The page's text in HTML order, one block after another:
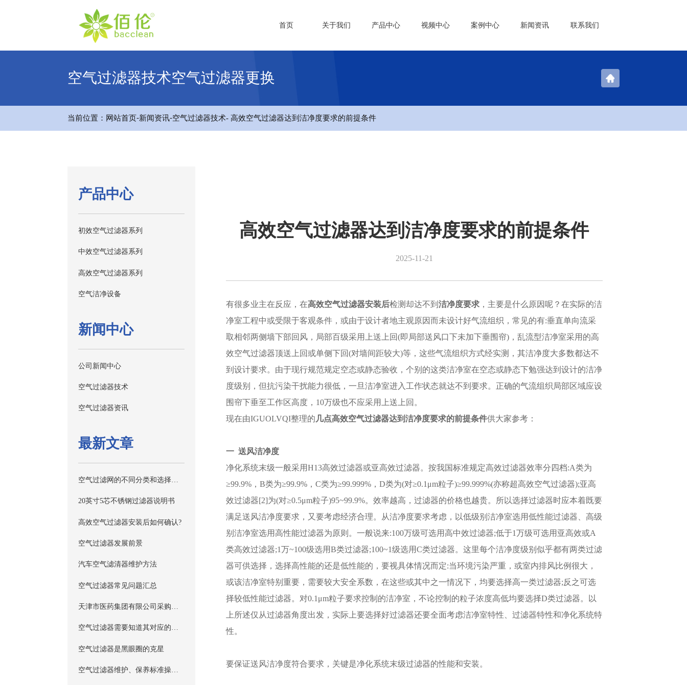
首页 关于我们 产品中心 视频中心 案例中心 新闻资讯 联系我们
空气过滤器技术空气过滤器更换
当前位置： 网站首页-新闻资讯-空气过滤器技术- 高效空气过滤器达到洁净度要求的前提条件
产品中心
初效空气过滤器系列
中效空气过滤器系列
高效空气过滤器系列
空气洁净设备
新闻中心
公司新闻中心
空气过滤器技术
空气过滤器资讯
最新文章
空气过滤网的不同分类和选择方法是我们必须要知道的
20英寸5芯不锈钢过滤器说明书
高效空气过滤器安装后如何确认?
空气过滤器发展前景
汽车空气滤清器维护方法
空气过滤器常见问题汇总
空气过滤器需要知道其对应的计数效率
空气过滤器是黑眼圈的克星
空气过滤器维护、保养标准操作程序
高效空气过滤器达到洁净度要求的前提条件
2025-11-21
有很多业主在反应，在高效空气过滤器安装后检测却达不到洁净度要求 ，主要是什么原因呢？在实际的洁
净室工程中或受限于客观条件，或由于设计者地主观原因而未设计好气流组织，常见的有:垂直单向流采
取相邻两侧墙下部回风，局部百级采用上送上回(即局部送风口下未加下垂围帘)，乱流型洁净室采用的高
效空气过滤器顶送上回或单侧下回(对墙间距较大)等，这些气流组织方式经实测，其洁净度大多数都达不
到设计要求。由于现行规范规定空态或静态验收，个别的这类洁净室在空态或静态下勉强达到设计的洁净
度级别，但抗污染干扰能力很低，一旦洁净室进入工作状态就达不到要求。正确的气流组织局部区域应设
围帘下垂至工作区高度，10万级也不应采用上送上回。
现在由IGUOLVQI整理的 几点高效空气过滤器达到洁净度要求的前提条件供大家参考：
一送风洁净度
净化系统末级一般采用H13高效过滤器或亚高效过滤器。按我国标准规定高效过滤器效率分四档:A类为
≥99.9%，B类为≥99.9%，C类为≥99.999%，D类为(对≥0.1μm粒子)≥99.999%(亦称超高效空气过滤器);亚高
效过滤器[2]为(对≥0.5μm粒子)95~99.9%。效率越高，过滤器的价格也越贵。所以选择过滤器时应本着既要
满足送风洁净度要求，又要考虑经济合理。从洁净度要求考虑，以低级别洁净室选用低性能过滤器、高级
别洁净室选用高性能过滤器为原则。一般说来:100万级可选用高中效过滤器;低于1万级可选用亚高效或A
类高效过滤器;1万~100级选用B类过滤器;100~1级选用C类过滤器。这里每个洁净度级别似乎都有两类过滤
器可供选择，选择高性能的还是低性能的，要视具体情况而定:当环境污染严重，或室内排风比例很大，
或该洁净室特别重要，需要较大安全系数，在这些或其中之一情况下，均要选择高一类过滤器;反之可选
择较低性能过滤器。对0.1μm粒子要求控制的洁净室，不论控制的粒子浓度高低均要选择D类过滤器。以
上所述仅从过滤器角度出发，实际上要选择好过滤器还要全面考虑洁净室特性、过滤器特性和净化系统特
性。
要保证送风洁净度符合要求，关键是净化系统末级过滤器的性能和安装。